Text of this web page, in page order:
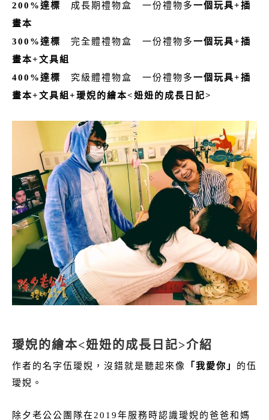
200%達標 成長期禮物盒 一份禮物多一個玩具+插
畫本
300%達標
完全體禮物盒 一份禮物多一個玩具+插
畫本+文具組
400%達標
究級體禮物盒 一份禮物多一個玩具+插
畫本+文具組 +璦婗的繪本<妞妞的成長日記>
璦婗的繪本<妞妞的成長日記>介紹
作者的名字伍璦婗，沒錯就是聽起來像 「我愛你」 的伍
璦婗。
除夕老公公團隊在2019年服務時認識璦婗的爸爸和媽